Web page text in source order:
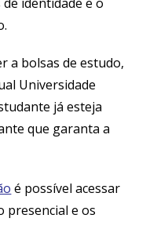
a bolsas de estudo,
Universidade
já esteja
que garanta a
é possível acessar
presencial e os